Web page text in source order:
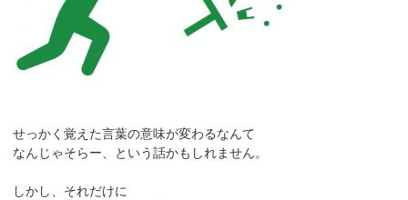
せっかく覚えた言葉の意味が変わるなんて
なんじゃそらー、という話かもしれません。
しかし、それだけに